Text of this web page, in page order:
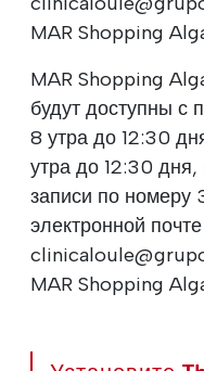
MAR Shopping
MAR Shopping
будут доступны с
8 утра до 12:30
утра до 12:30
записи по
электронной почте
MAR Shopping